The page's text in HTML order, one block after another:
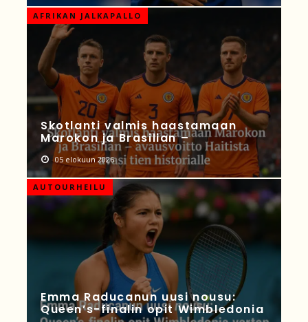
AFRIKAN JALKAPALLO
Skotlanti valmis haastamaan
Marokon ja Brasilian –
05 elokuun 2026
AUTOURHEILU
Emma Raducanun uusi nousu:
Queen’s-finalin opit Wimbledonia